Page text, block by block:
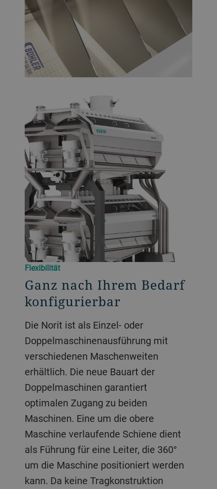
Flexibilität
Ganz nach Ihrem Bedarf
konfigurierbar
Die Norit ist als Einzel- oder
Doppelmaschinenausführung mit
verschiedenen Maschenweiten
erhältlich. Die neue Bauart der
Doppelmaschinen garantiert
optimalen Zugang zu beiden
Maschinen. Eine um die obere
Maschine verlaufende Schiene dient
als Führung für eine Leiter, die 360°
um die Maschine positioniert werden
kann. Da keine Tragkonstruktion